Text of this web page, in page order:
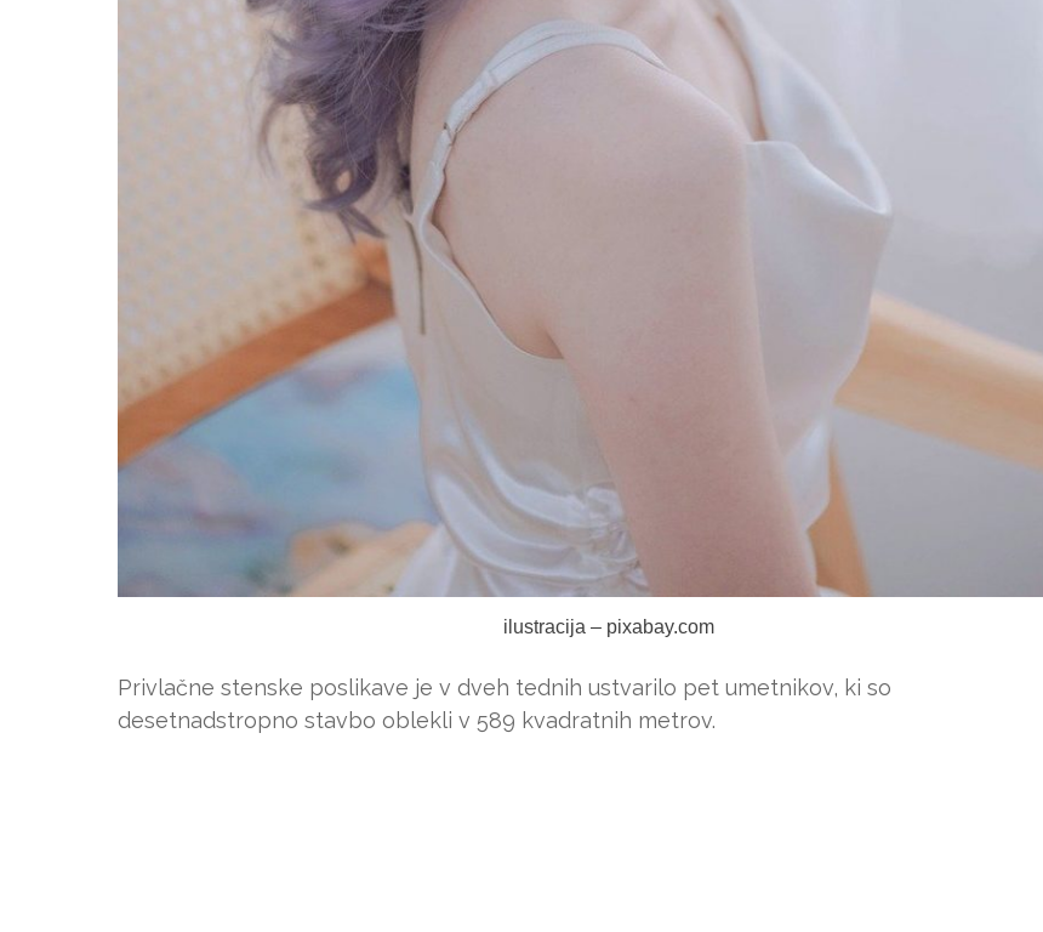
ilustracija – pixabay.com
Privlačne stenske poslikave je v dveh tednih ustvarilo pet umetnikov, ki so
desetnadstropno stavbo oblekli v 589 kvadratnih metrov.